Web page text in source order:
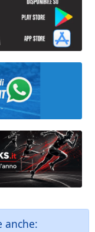
anche: